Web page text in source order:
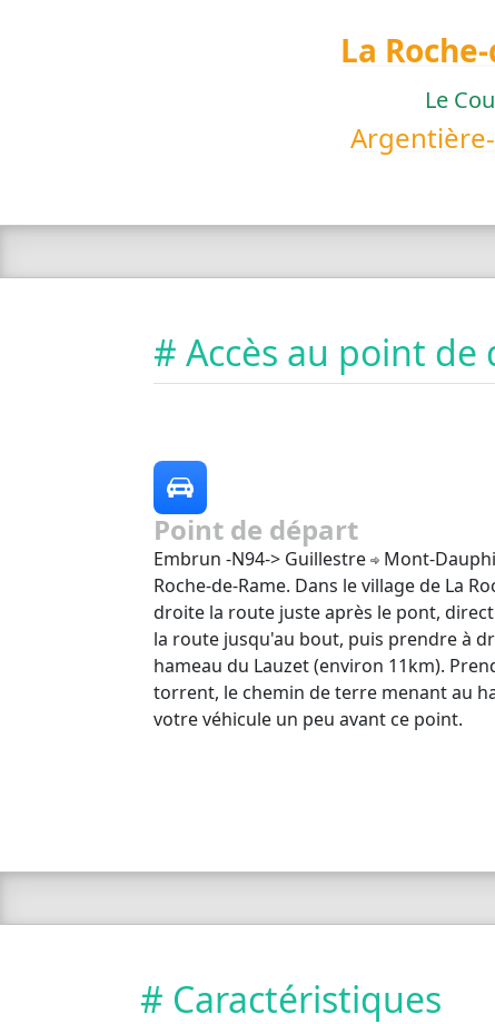
La
Le
# Accès au point de
Point de départ
Embrun -N94-> Guillestre Mont-
Roche-de-Rame. Dans le village de La
droite la route juste après le pont,
la route jusqu'au bout, puis prendre à
hameau du Lauzet (environ 11km).
torrent, le chemin de terre menant au
votre véhicule un peu avant ce point.
# Caractéristiques